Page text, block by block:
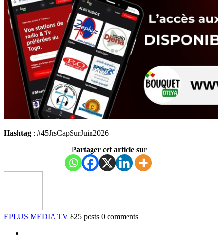
Hashtag : #45JrsCapSurJuin2026
Partager cet article sur
EPLUS MEDIA TV 825 posts 0 comments